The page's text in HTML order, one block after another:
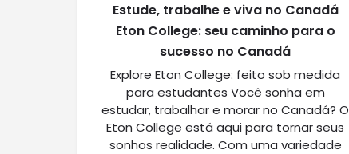
Estude, trabalhe e viva no Canadá
Eton College: seu caminho para o
sucesso no Canadá
Explore Eton College: feito sob medida
para estudantes Você sonha em
estudar, trabalhar e morar no Canadá? O
Eton College está aqui para tornar seus
sonhos realidade. Com uma variedade